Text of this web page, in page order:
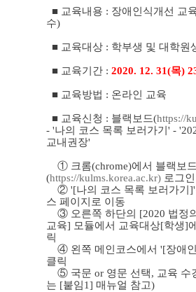
■ 교육내용 : 장애인식개선 교
수)
■ 교육대상 : 학부생 및 대학원
■ 교육기간 : 2020. 12. 31(목)
■ 교육방법 : 온라인 교육
■ 교육신청 : 블랙보드(https://
- '나의 코스 목록 보러가기' -
교내권장'
① 크롬(chrome)에서 블랙보드
(https://kulms.korea.ac.kr) 로그인
② '[나의 코스 목록 보러가기]'
스 페이지로 이동
③ 오른쪽 하단의 [2020 법정
교육] 모듈에서 교육대상[학생]
릭
④ 왼쪽 메인코스에서 '[장애
클릭
⑤ 국문 or 영문 선택, 교육 수
는 [붙임1] 매뉴얼 참고)